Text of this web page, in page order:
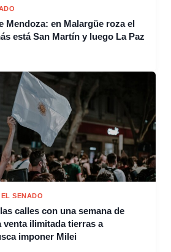
Mendoza: en Malargüe roza el
está San Martín y luego La Paz
SENADO
calles con una semana de
venta ilimitada tierras a
imponer Milei